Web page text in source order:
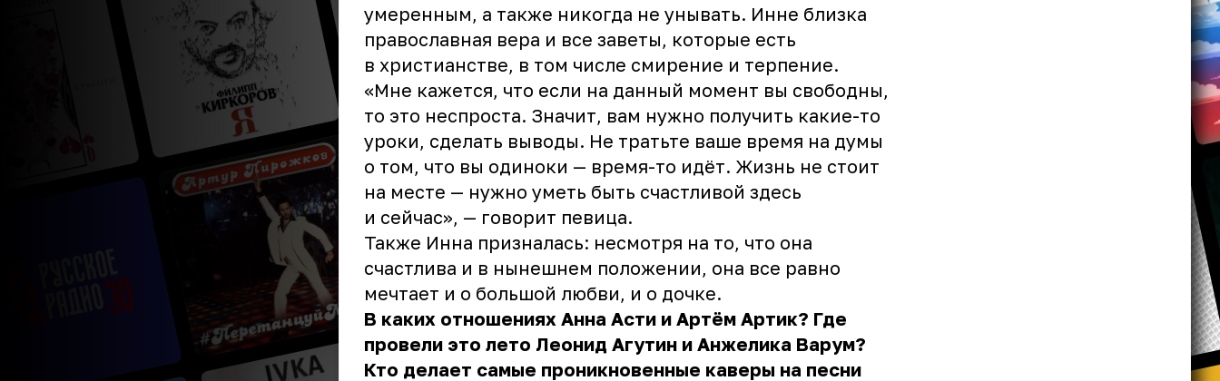
умеренным, а также никогда не унывать. Инне близка
православная вера и все заветы, которые есть
в христианстве, в том числе смирение и терпение.
«Мне кажется, что если на данный момент вы свободны,
то это неспроста. Значит, вам нужно получить какие-то
уроки, сделать выводы. Не тратьте ваше время на думы
о том, что вы одиноки — время-то идёт. Жизнь не стоит
на месте — нужно уметь быть счастливой здесь
и сейчас», — говорит певица.
Также Инна призналась: несмотря на то, что она
счастлива и в нынешнем положении, она все равно
мечтает и о большой любви, и о дочке.
В каких отношениях Анна Асти и Артём Артик? Где
провели это лето Леонид Агутин и Анжелика Варум?
Кто делает самые проникновенные каверы на песни